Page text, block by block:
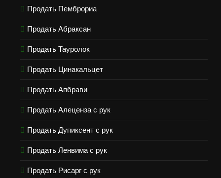
Продать Пемброриа
Продать Абраксан
Продать Тауролок
Продать Цинакальцет
Продать Апбрави
Продать Алеценза с рук
Продать Дупиксент с рук
Продать Ленвима с рук
Продать Рисарг с рук